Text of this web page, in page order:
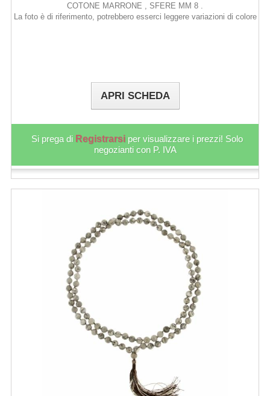
COTONE MARRONE , SFERE MM 8 .
La foto è di riferimento, potrebbero esserci leggere variazioni di colore
APRI SCHEDA
Si prega di Registrarsi per visualizzare i prezzi! Solo
negozianti con P. IVA